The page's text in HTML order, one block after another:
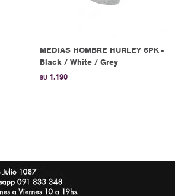
MEDIAS HOMBRE HURLEY 6PK -
Black / White / Grey
$U 1.190